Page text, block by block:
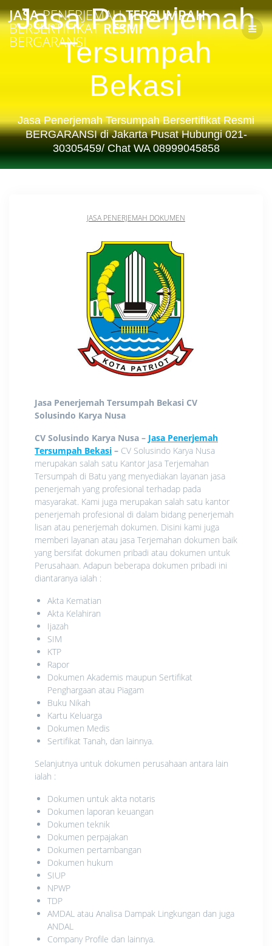
to
content
JASAPENERJEMAHTERSUMPAH
BERSERTIFIKATRESMI
BERGARANSI
Jasa Penerjemah
Tersumpah
Bekasi
Jasa Penerjemah Tersumpah Bersertifikat Resmi
BERGARANSI di Jakarta Pusat Hubungi 021-
30305459/ Chat WA 08999045858
JASA PENERJEMAH DOKUMEN
Jasa Penerjemah Tersumpah Bekasi CV
Solusindo Karya Nusa
CV Solusindo Karya Nusa – Jasa Penerjemah
Tersumpah Bekasi – CV Solusindo Karya Nusa
merupakan salah satu Kantor Jasa Terjemahan
Tersumpah di Batu yang menyediakan layanan jasa
penerjemah yang profesional terhadap pada
masyarakat. Kami juga merupakan salah satu kantor
penerjemah profesional di dalam bidang penerjemah
lisan atau penerjemah dokumen. Disini kami juga
memberi layanan atau jasa Terjemahan dokumen baik
yang bersifat dokumen pribadi atau dokumen untuk
Perusahaan. Adapun beberapa dokumen pribadi ini
diantaranya ialah :
Akta Kematian
Akta Kelahiran
Ijazah
SIM
KTP
Rapor
Dokumen Akademis maupun Sertifikat
Penghargaan atau Piagam
Buku Nikah
Kartu Keluarga
Dokumen Medis
Sertifikat Tanah, dan lainnya.
Selanjutnya untuk dokumen perusahaan antara lain
ialah :
Dokumen untuk akta notaris
Dokumen laporan keuangan
Dokumen teknik
Dokumen perpajakan
Dokumen pertambangan
Dokumen hukum
SIUP
NPWP
TDP
AMDAL atau Analisa Dampak Lingkungan dan juga
ANDAL
Company Profile dan lainnya.